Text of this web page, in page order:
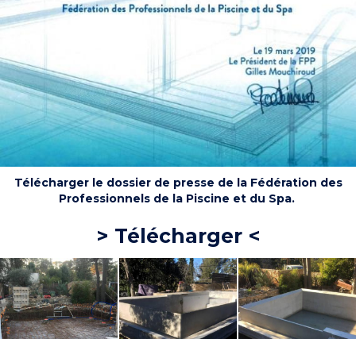
Télécharger le dossier de presse de la Fédération des
Professionnels de la Piscine et du Spa.
> Télécharger <